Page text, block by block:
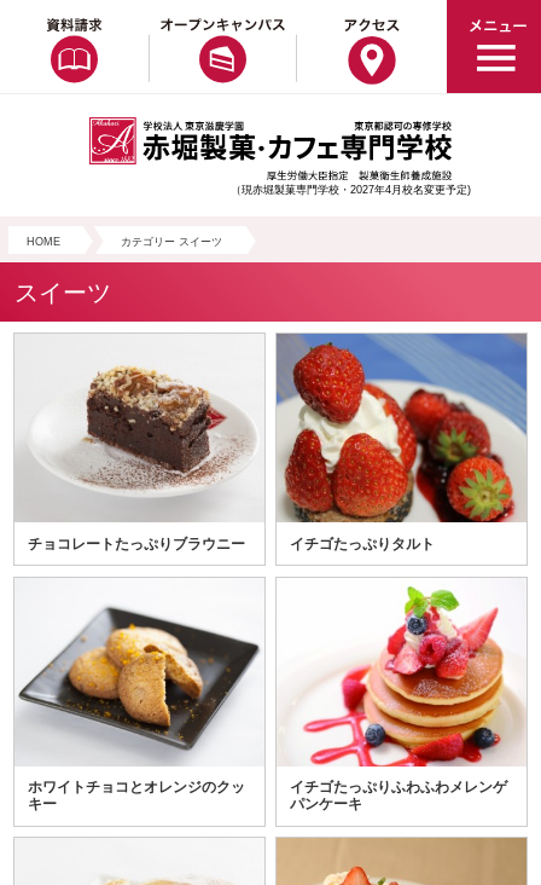
（現赤堀製菓専門学校・2027年4月校名変更予定)
HOME カテゴリー スイーツ
スイーツ
チョコレートたっぷりブラウニー イチゴたっぷりタルト
ホワイトチョコとオレンジのクッ
キー
イチゴたっぷりふわふわメレンゲ
パンケーキ